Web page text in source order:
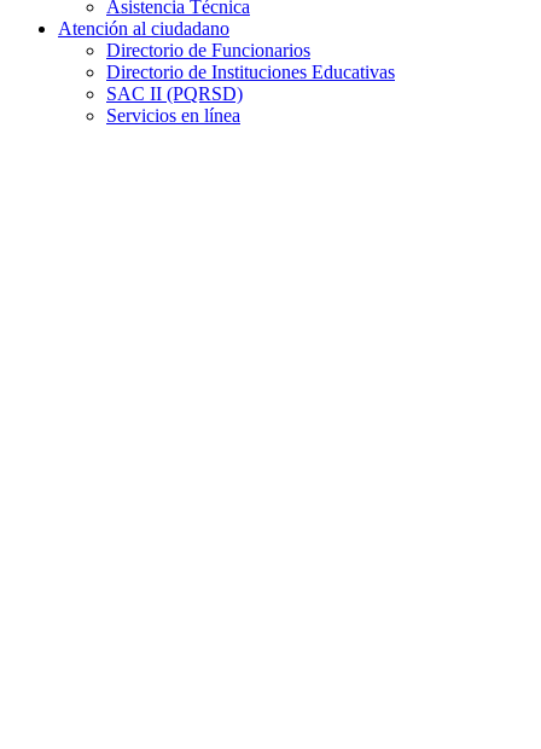
Asistencia Técnica
Atención al ciudadano
Directorio de Funcionarios
Directorio de Instituciones Educativas
SAC II (PQRSD)
Servicios en línea